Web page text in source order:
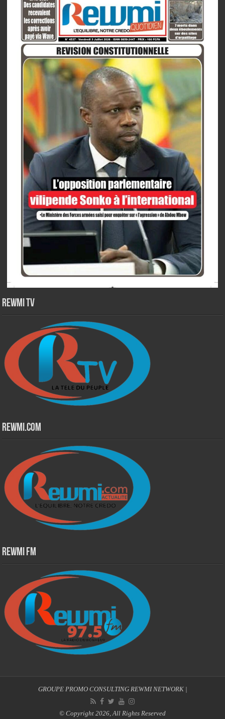
Rewmi TV
Rewmi.Com
Rewmi Fm
GROUPE PROMO CONSULTING REWMI NETWORK|
© Copyright 2026, All Rights Reserved